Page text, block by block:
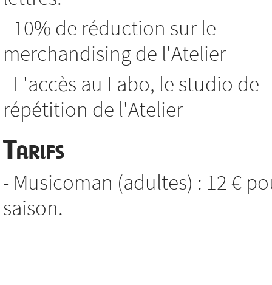
- 10% de réduction sur le
merchandising de l'Atelier
- L'accès au Labo, le studio de
répétition de l'Atelier
Tarifs
- Musicoman (adultes) : 12 €
saison.